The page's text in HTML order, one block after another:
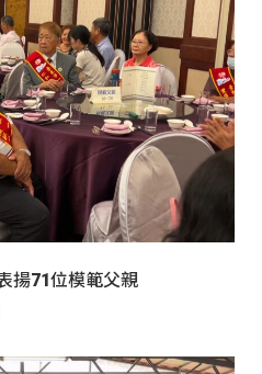
揚71位模範父親